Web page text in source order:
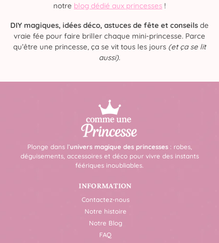
notre blog dédié aux princesses !
DIY magiques, idées déco, astuces de fête et conseils de
vraie fée pour faire briller chaque mini-princesse. Parce
qu’être une princesse, ça se vit tous les jours (et ça se lit
aussi).
Plonge dans l’univers magique des princesses: robes,
déguisements, accessoires et déco pour vivre des instants
féériques inoubliables.
INFORMATION
Contactez-nous
Notre histoire
Notre Blog
FAQ